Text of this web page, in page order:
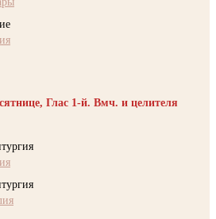
Глас 1-й. Вмч. и целителя